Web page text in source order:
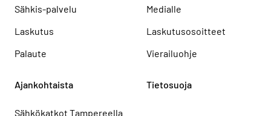
Sähkis-palvelu
Laskutus
Palaute
Medialle
Laskutusosoitteet
Vierailuohje
Ajankohtaista
Sähkökatkot Tampereella
Tietosuoja